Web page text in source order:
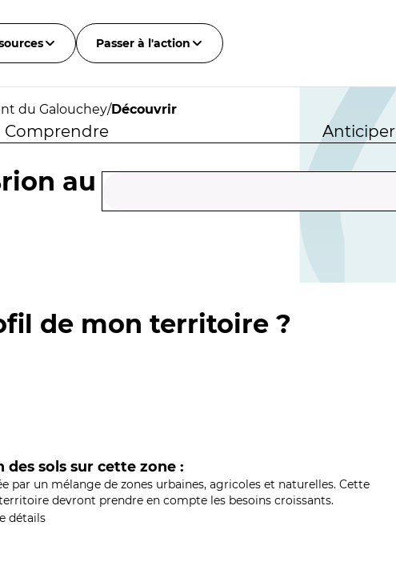
Passer à l'action
du Galouchey/Découvrir
Comprendre Anticiper
au
de mon territoire ?
des sols sur cette zone :
par un mélange de zones urbaines, agricoles et naturelles. Cette
devront prendre en compte les besoins croissants.
détails